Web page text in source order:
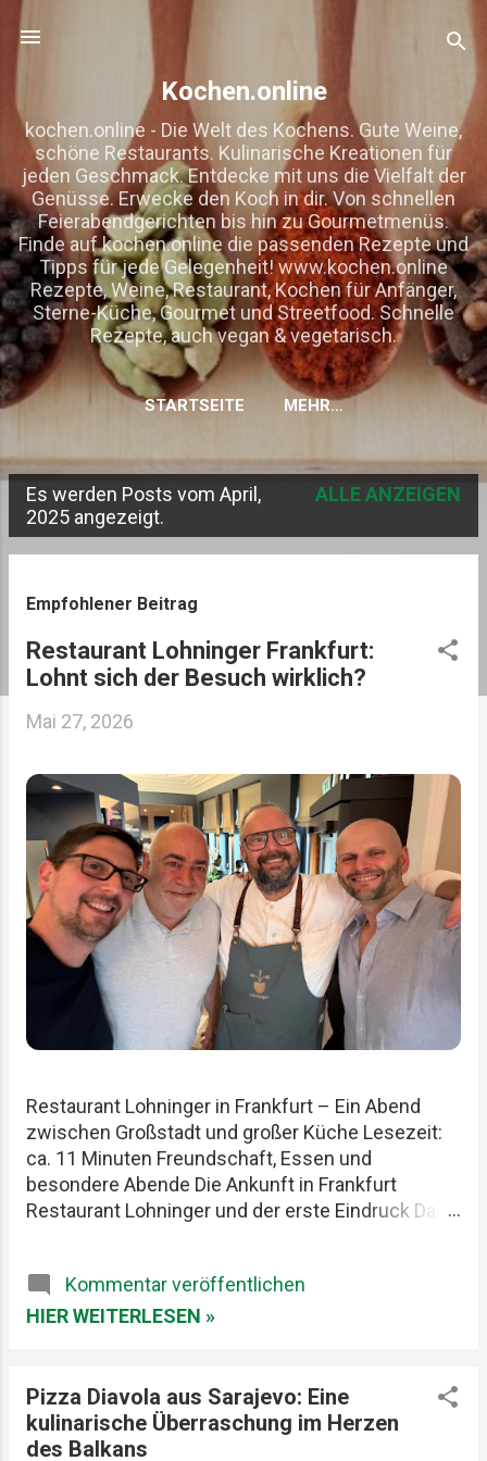
Direkt zum Hauptbereich
Kochen.online
kochen.online - Die Welt des Kochens. Gute Weine,
schöne Restaurants. Kulinarische Kreationen für
jeden Geschmack. Entdecke mit uns die Vielfalt der
Genüsse. Erwecke den Koch in dir. Von schnellen
Feierabendgerichten bis hin zu Gourmetmenüs.
Finde auf kochen.online die passenden Rezepte und
Tipps für jede Gelegenheit! www.kochen.online
Rezepte, Weine, Restaurant, Kochen für Anfänger,
Sterne-Küche, Gourmet und Streetfood. Schnelle
Rezepte, auch vegan & vegetarisch.
STARTSEITE MEHR…
P
o
Es werden Posts vom April,
2025 angezeigt.
ALLE ANZEIGEN
Empfohlener Beitrag
Restaurant Lohninger Frankfurt:
Lohnt sich der Besuch wirklich?
Mai 27, 2026
Restaurant Lohninger in Frankfurt – Ein Abend
zwischen Großstadt und großer Küche Lesezeit:
ca. 11 Minuten Freundschaft, Essen und
besondere Abende Die Ankunft in Frankfurt
Restaurant Lohninger und der erste Eindruck Das
deinen Besuch FAQ zum Restaurant Lohninger
Fazit Das Restaurant Lohninger in Frankfurt war an
Karlsruher Hauptbahnhof. Mit drei Männern, die
Essen ernst nehmen, aber sich selbst nicht zu
wichtig. Patrick, Felix und ich teilen seit Jahren
Kommentar veröffentlichen
HIER WEITERLESEN »
Pizza Diavola aus Sarajevo: Eine
kulinarische Überraschung im Herzen
des Balkans